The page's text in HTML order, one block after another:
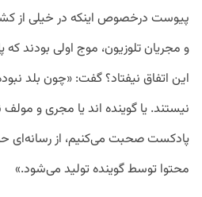
پیوست درخصوص اینکه در خیلی از
و مجریان تلوزیون، موج اولی بودند که
این اتفاق نیفتاد؟ گفت: «چون بلد
نیستند. یا گوینده اند یا مجری و
پادکست صحبت می‌کنیم، از
محتوا توسط گوینده تولید می‌شود.»